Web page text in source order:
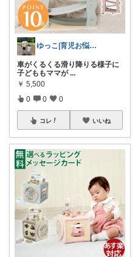
ゆっこ|育児お悩み解決グッズ
車がくるくる滑り降りる様子に
子どももママが ...
￥ 5,500
0 0 0
コレ いいね